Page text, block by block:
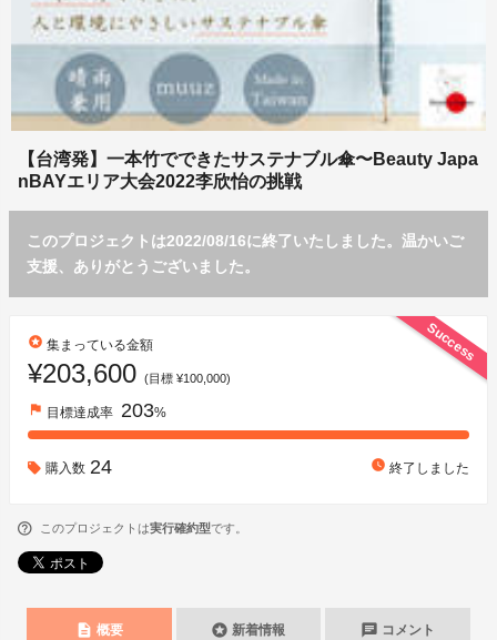
【台湾発】一本竹でできたサステナブル傘〜Beauty Japa
nBAYエリア大会2022李欣怡の挑戦
このプロジェクトは2022/08/16に終了いたしました。温かいご
支援、ありがとうございました。
Success
stars 集まっている金額
¥203,600 (目標 ¥100,000)
flag 目標達成率 203%
購入数 24 watch_later 終了しました
このプロジェクトは実行確約型です。
description 概要 stars 新着情報 chat コメント